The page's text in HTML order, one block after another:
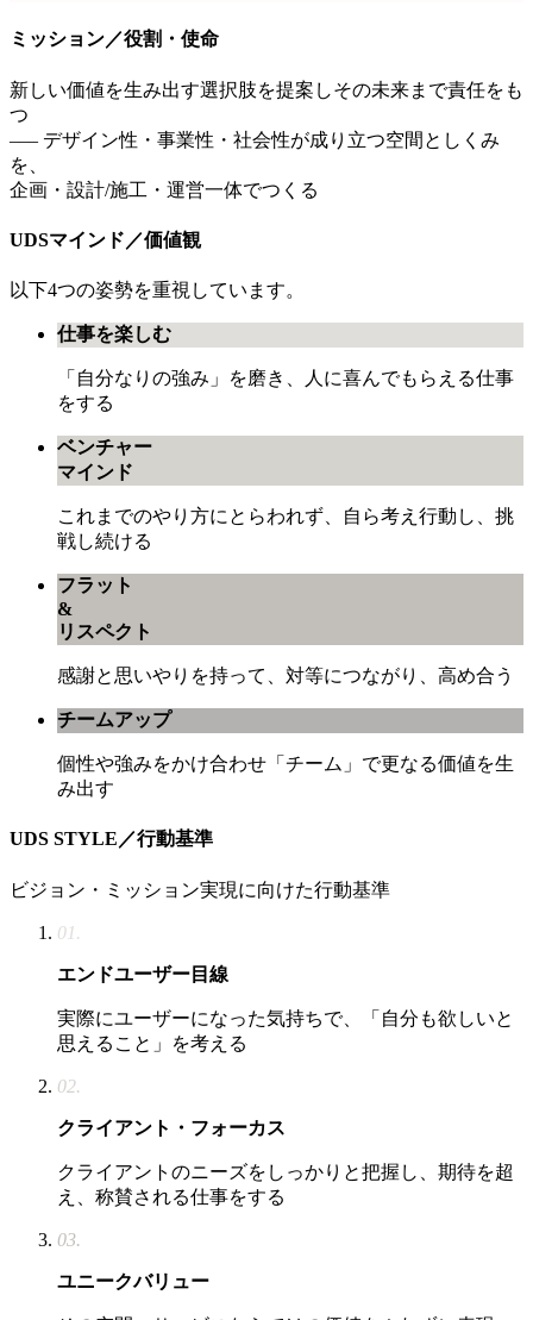
ミッション／役割・使命
新しい価値を生み出す選択肢を提案しその未来まで責任をも
つ
––– デザイン性・事業性・社会性が成り立つ空間としくみ
を、
企画・設計/施工・運営一体でつくる
UDSマインド／価値観
以下4つの姿勢を重視しています。
仕事を楽しむ
「自分なりの強み」を磨き、人に喜んでもらえる仕事
をする
ベンチャー
マインド
これまでのやり方にとらわれず、自ら考え行動し、挑
戦し続ける
フラット
&
リスペクト
感謝と思いやりを持って、対等につながり、高め合う
チームアップ
個性や強みをかけ合わせ「チーム」で更なる価値を生
み出す
UDS STYLE／行動基準
ビジョン・ミッション実現に向けた行動基準
01.
エンドユーザー目線
実際にユーザーになった気持ちで、「自分も欲しいと
思えること」を考える
02.
クライアント・フォーカス
クライアントのニーズをしっかりと把握し、期待を超
え、称賛される仕事をする
03.
ユニークバリュー